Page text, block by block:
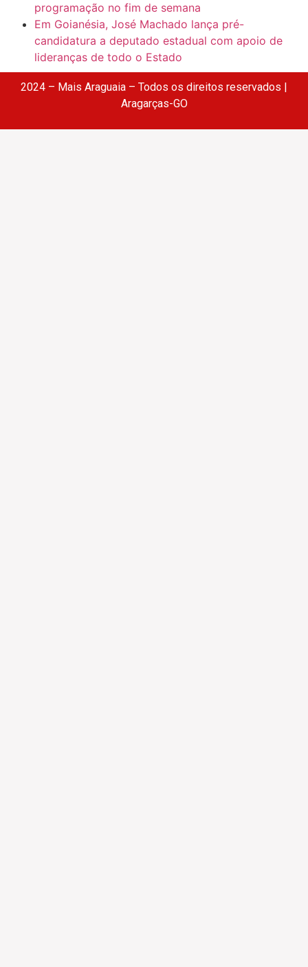
programação no fim de semana
Em Goianésia, José Machado lança pré-
candidatura a deputado estadual com apoio de
lideranças de todo o Estado
2024 – Mais Araguaia – Todos os direitos reservados |
Aragarças-GO